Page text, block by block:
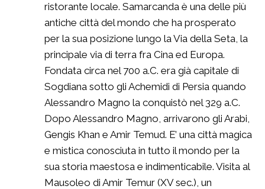
ristorante locale. Samarcanda è una delle più
antiche città del mondo che ha prosperato
per la sua posizione lungo la Via della Seta, la
principale via di terra fra Cina ed Europa.
Fondata circa nel 700 a.C. era già capitale di
Sogdiana sotto gli Achemidi di Persia quando
Alessandro Magno la conquistò nel 329 a.C.
Dopo Alessandro Magno, arrivarono gli Arabi,
Gengis Khan e Amir Temud. E’ una città magica
e mistica conosciuta in tutto il mondo per la
sua storia maestosa e indimenticabile. Visita al
Mausoleo di Amir Temur (XV sec.), un